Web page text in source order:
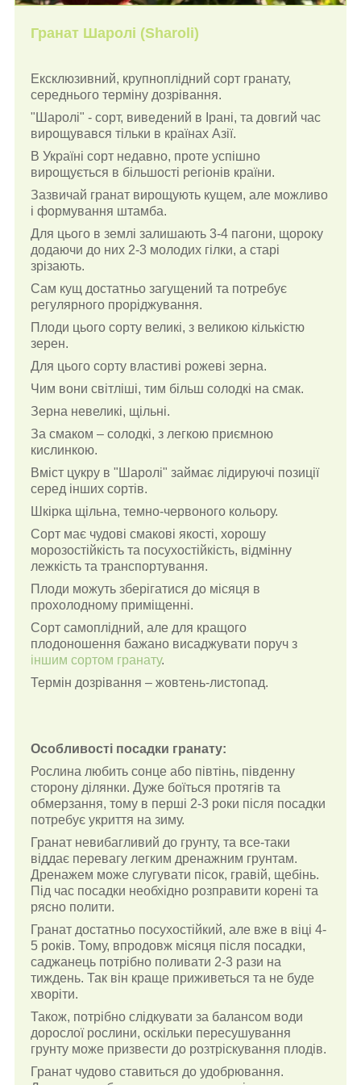
Гранат Шаролі (Sharoli)
Ексклюзивний, крупноплідний сорт гранату,
середнього терміну дозрівання.
"Шаролі" - сорт, виведений в Ірані, та довгий час
вирощувався тільки в країнах Азії.
В Україні сорт недавно, проте успішно
вирощується в більшості регіонів країни.
Зазвичай гранат вирощують кущем, але можливо
і формування штамба.
Для цього в землі залишають 3-4 пагони, щороку
додаючи до них 2-3 молодих гілки, а старі
зрізають.
Сам кущ достатньо загущений та потребує
регулярного проріджування.
Плоди цього сорту великі, з великою кількістю
зерен.
Для цього сорту властиві рожеві зерна.
Чим вони світліші, тим більш солодкі на смак.
Зерна невеликі, щільні.
За смаком – солодкі, з легкою приємною
кислинкою.
Вміст цукру в "Шаролі" займає лідируючі позиції
серед інших сортів.
Шкірка щільна, темно-червоного кольору.
Сорт має чудові смакові якості, хорошу
морозостійкість та посухостійкість, відмінну
лежкість та транспортування.
Плоди можуть зберігатися до місяця в
прохолодному приміщенні.
Сорт самоплідний, але для кращого
плодоношення бажано висаджувати поруч з
іншим сортом гранату.
Термін дозрівання – жовтень-листопад.
Особливості посадки гранату:
Рослина любить сонце або півтінь, південну
сторону ділянки. Дуже боїться протягів та
обмерзання, тому в перші 2-3 роки після посадки
потребує укриття на зиму.
Гранат невибагливий до грунту, та все-таки
віддає перевагу легким дренажним грунтам.
Дренажем може слугувати пісок, гравій, щебінь.
Під час посадки необхідно розправити корені та
рясно полити.
Гранат достатньо посухостійкий, але вже в віці 4-
5 років. Тому, впродовж місяця після посадки,
саджанець потрібно поливати 2-3 рази на
тиждень. Так він краще приживеться та не буде
хворіти.
Також, потрібно слідкувати за балансом води
дорослої рослини, оскільки пересушування
грунту може призвести до розтріскування плодів.
Гранат чудово ставиться до удобрювання.